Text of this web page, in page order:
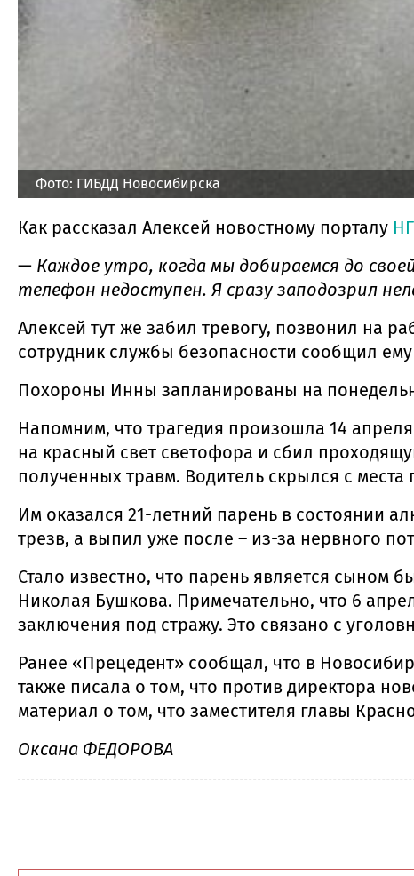
Фото: ГИБДД Новосибирска
Как рассказал Алексей новостному порталу
— Каждое утро, когда мы добираемся до
телефон недоступен. Я сразу заподозрил
Алексей тут же забил тревогу, позвонил на
сотрудник службы безопасности сообщил
Похороны Инны запланированы на
Напомним, что трагедия произошла 14
на красный свет светофора и сбил
полученных травм. Водитель скрылся с
Им оказался 21-летний парень в состоянии
трезв, а выпил уже после – из-за нервного
Стало известно, что парень является сыном
Николая Бушкова. Примечательно, что 6
заключения под стражу. Это связано с
Ранее «Прецедент» сообщал, что в
также писала о том, что против директора
материал о том, что заместителя главы
Оксана ФЕДОРОВА